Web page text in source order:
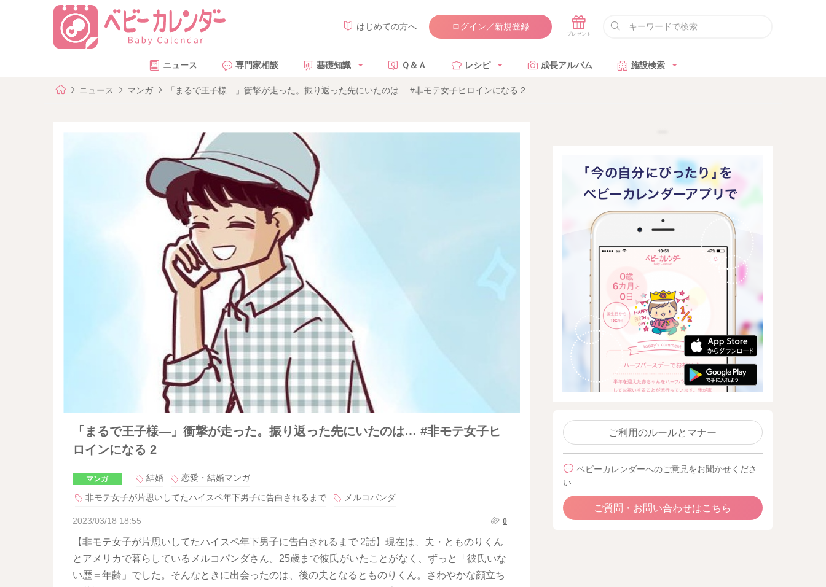
はじめての方へ ログイン／新規登録
ニュース 専門家相談 基礎知識 Ｑ＆Ａ レシピ 成長アルバム 施設検索
ニュース マンガ 「まるで王子様―」衝撃が走った。振り返った先にいたのは… #非モテ女子ヒロインになる 2
「まるで王子様―」衝撃が走った。振り返った先にいたのは… #非モテ女子ヒ
ロインになる 2
マンガ 結婚
恋愛・結婚マンガ
非モテ女子が片思いしてたハイスペ年下男子に告白されるまで
メルコパンダ
2023/03/18 18:55 0
【非モテ女子が片思いしてたハイスペ年下男子に告白されるまで 2話】現在は、夫・とものりくん
とアメリカで暮らしているメルコパンダさん。25歳まで彼氏がいたことがなく、ずっと「彼氏いな
い歴＝年齢」でした。そんなときに出会ったのは、後の夫となるとものりくん。さわやかな顔立ち
ご利用のルールとマナー
ベビーカレンダーへのご意見をお聞かせくださ
い
ご質問・お問い合わせはこちら